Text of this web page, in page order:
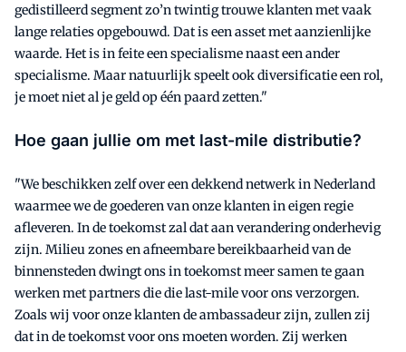
gedistilleerd segment zo’n twintig trouwe klanten met vaak
lange relaties opgebouwd. Dat is een asset met aanzienlijke
waarde. Het is in feite een specialisme naast een ander
specialisme. Maar natuurlijk speelt ook diversificatie een rol,
je moet niet al je geld op één paard zetten."
Hoe gaan jullie om met last-mile distributie?
"We beschikken zelf over een dekkend netwerk in Nederland
waarmee we de goederen van onze klanten in eigen regie
afleveren. In de toekomst zal dat aan verandering onderhevig
zijn. Milieu zones en afneembare bereikbaarheid van de
binnensteden dwingt ons in toekomst meer samen te gaan
werken met partners die die last-mile voor ons verzorgen.
Zoals wij voor onze klanten de ambassadeur zijn, zullen zij
dat in de toekomst voor ons moeten worden. Zij werken